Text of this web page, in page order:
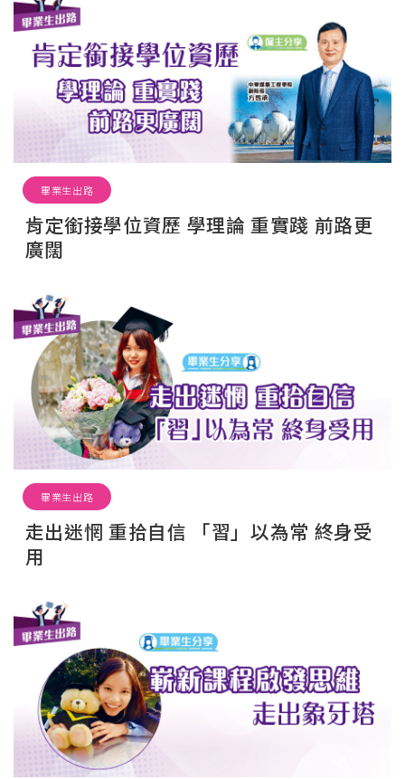
畢業生出路
肯定銜接學位資歷 學理論 重實踐 前路更
廣闊
畢業生出路
走出迷惘 重拾自信 「習」以為常 終身受
用